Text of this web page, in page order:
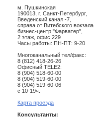
м. Пушкинская
190013, г. Санкт-Петербург,
Введенский канал -7,
справа от Витебского вокзала
бизнес-центр "Фарватер",
2 этаж, офис 229
Часы работы: ПН-ПТ: 9-20
Многоканальный тел/факс:
8 (812) 418-26-26
Офисный TELE2:
8 (904) 518-60-00
8 (904) 519-60-00
8 (904) 519-60-06
с 10-19ч.
Карта проезда
Консультанты: